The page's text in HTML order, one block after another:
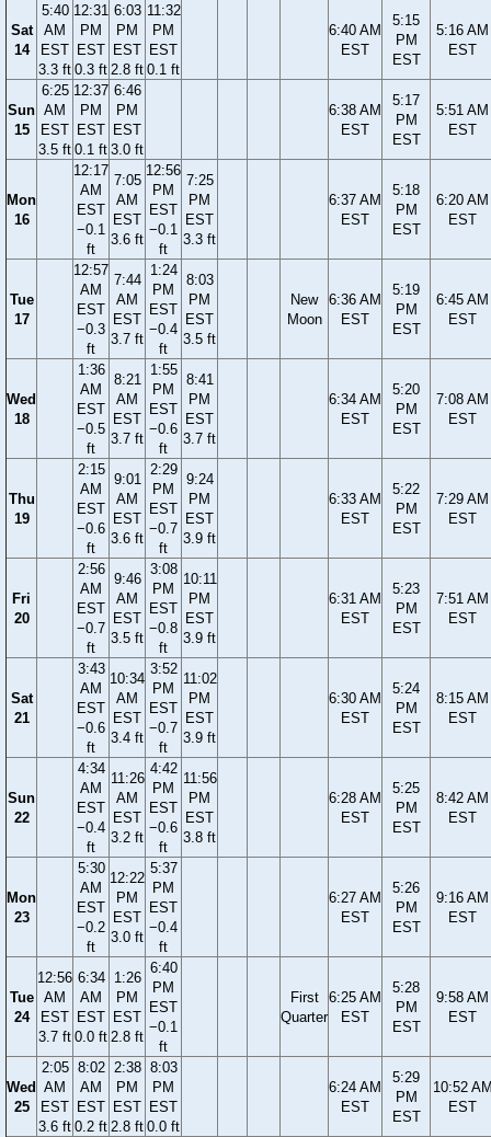
Sat
14
5:40
AM
EST
3.3 ft
12:31
PM
EST
0.3 ft
6:03
PM
EST
2.8 ft
11:32
PM
EST
0.1 ft
6:40 AM
EST
5:15
PM
EST
5:16 AM
EST
Sun
15
6:25
AM
EST
3.5 ft
12:37
PM
EST
0.1 ft
6:46
PM
EST
3.0 ft
6:38 AM
EST
5:17
PM
EST
5:51 AM
EST
Mon
16
12:17
AM
EST
−0.1
ft
7:05
AM
EST
3.6 ft
12:56
PM
EST
−0.1
ft
7:25
PM
EST
3.3 ft
6:37 AM
EST
5:18
PM
EST
6:20 AM
EST
Tue
17
12:57
AM
EST
−0.3
ft
7:44
AM
EST
3.7 ft
1:24
PM
EST
−0.4
ft
8:03
PM
EST
3.5 ft
New
Moon
6:36 AM
EST
5:19
PM
EST
6:45 AM
EST
Wed
18
1:36
AM
EST
−0.5
ft
8:21
AM
EST
3.7 ft
1:55
PM
EST
−0.6
ft
8:41
PM
EST
3.7 ft
6:34 AM
EST
5:20
PM
EST
7:08 AM
EST
Thu
19
2:15
AM
EST
−0.6
ft
9:01
AM
EST
3.6 ft
2:29
PM
EST
−0.7
ft
9:24
PM
EST
3.9 ft
6:33 AM
EST
5:22
PM
EST
7:29 AM
EST
Fri
20
2:56
AM
EST
−0.7
ft
9:46
AM
EST
3.5 ft
3:08
PM
EST
−0.8
ft
10:11
PM
EST
3.9 ft
6:31 AM
EST
5:23
PM
EST
7:51 AM
EST
Sat
21
3:43
AM
EST
−0.6
ft
10:34
AM
EST
3.4 ft
3:52
PM
EST
−0.7
ft
11:02
PM
EST
3.9 ft
6:30 AM
EST
5:24
PM
EST
8:15 AM
EST
Sun
22
4:34
AM
EST
−0.4
ft
11:26
AM
EST
3.2 ft
4:42
PM
EST
−0.6
ft
11:56
PM
EST
3.8 ft
6:28 AM
EST
5:25
PM
EST
8:42 AM
EST
Mon
23
5:30
AM
EST
−0.2
ft
12:22
PM
EST
3.0 ft
5:37
PM
EST
−0.4
ft
6:27 AM
EST
5:26
PM
EST
9:16 AM
EST
Tue
24
12:56
AM
EST
3.7 ft
6:34
AM
EST
0.0 ft
1:26
PM
EST
2.8 ft
6:40
PM
EST
−0.1
ft
First
Quarter
6:25 AM
EST
5:28
PM
EST
9:58 AM
EST
Wed
25
2:05
AM
EST
3.6 ft
8:02
AM
EST
0.2 ft
2:38
PM
EST
2.8 ft
8:03
PM
EST
0.0 ft
6:24 AM
EST
5:29
PM
EST
10:52
EST